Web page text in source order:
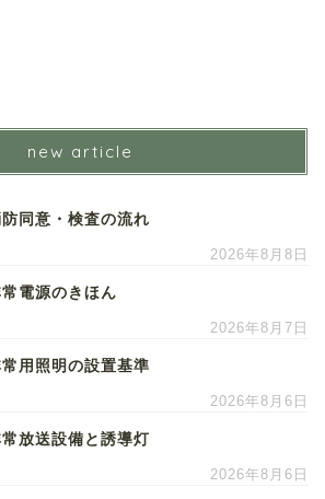
new article
同意・検査の流れ
2026年8月8日
電源のきほん
2026年8月7日
用照明の設置基準
2026年8月6日
放送設備と誘導灯
2026年8月6日